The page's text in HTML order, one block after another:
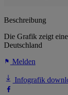
Beschreibung
Die Grafik zeigt
Deutschland
Melden
Infografik